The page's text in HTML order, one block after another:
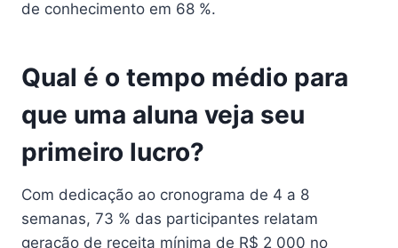
de conhecimento em 68 %.
Qual é o tempo médio para
que uma aluna veja seu
primeiro lucro?
Com dedicação ao cronograma de 4 a 8
semanas, 73 % das participantes relatam
geração de receita mínima de R$ 2 000 no